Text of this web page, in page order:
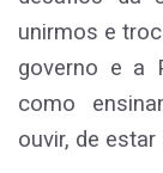
unirmos e
governo e a
como
ouvir, de